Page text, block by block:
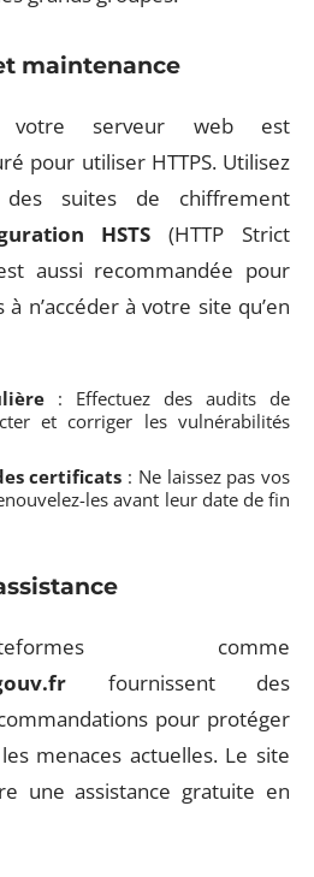
maintenance
votre serveur web est
pour utiliser HTTPS. Utilisez
suites de chiffrement
HSTS (HTTP Strict
aussi recommandée pour
n’accéder à votre site qu’en
: Effectuez des audits de
et corriger les vulnérabilités
certificats : Ne laissez pas vos
les avant leur date de fin
comme
fournissent des
pour protéger
menaces actuelles. Le site
une assistance gratuite en